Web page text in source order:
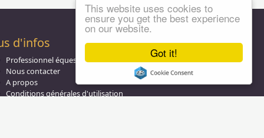
Got it!
This website uses cookies to
ensure you get the best experience
on our website.
d'infos
Professionnel équestre, Inscrivez-vous !
Nous contacter
A propos
Conditions générales d'utilisation